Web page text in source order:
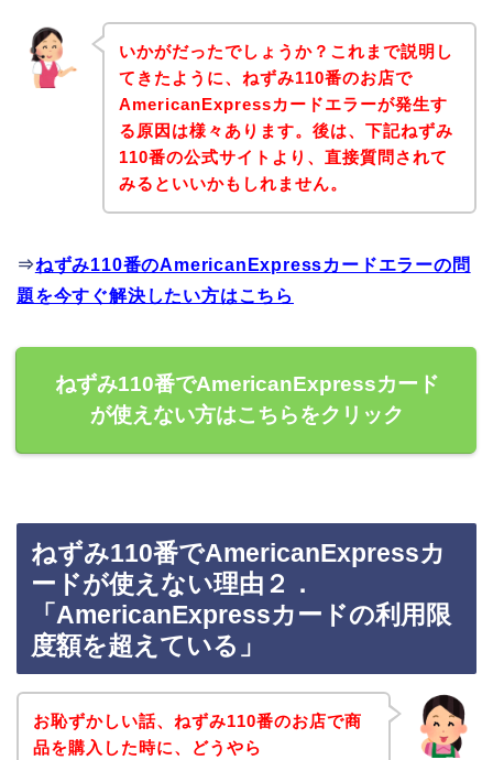
いかがだったでしょうか？これまで説明し
てきたように、ねずみ110番のお店で
AmericanExpressカードエラーが発生す
る原因は様々あります。後は、下記ねずみ
110番の公式サイトより、直接質問されて
みるといいかもしれません。
⇒ねずみ110番のAmericanExpressカードエラーの問
題を今すぐ解決したい方はこちら
ねずみ110番でAmericanExpressカード
が使えない方はこちらをクリック
ねずみ110番でAmericanExpressカ
ードが使えない理由２．
「AmericanExpressカードの利用限
度額を超えている」
お恥ずかしい話、ねずみ110番のお店で商
品を購入した時に、どうやら